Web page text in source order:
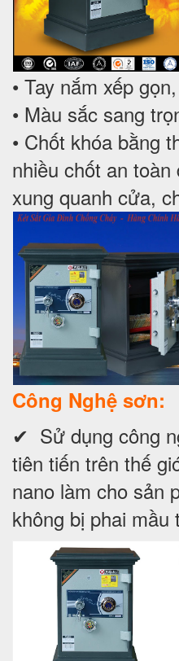
• Tay nắm xếp
• Màu sắc sang
• Chốt khóa bằng
nhiều chốt an
xung quanh cửa,
Công Nghệ sơn:
✔ Sử dụng công
tiên tiến trên thế
nano làm cho sản
không bị phai mầu